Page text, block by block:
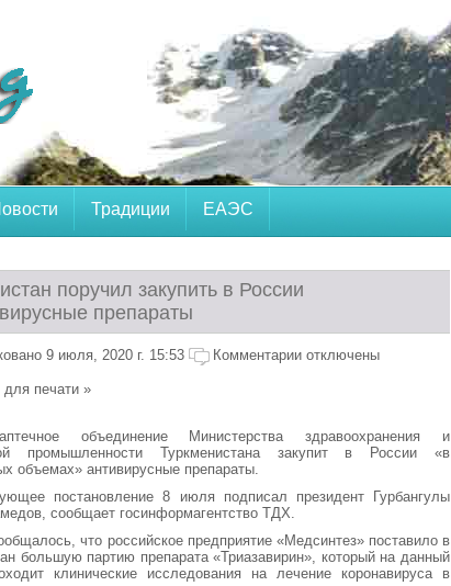
Традиции ЕАЭС
поручил закупить в России
препараты
9 июля, 2020 г. 15:53 Комментарии отключены
для печати »
объединение Министерства здравоохранения и
промышленности Туркменистана закупит в России «в
объемах» антивирусные препараты.
постановление 8 июля подписал президент Гурбангулы
сообщает госинформагентство ТДХ.
что российское предприятие «Медсинтез» поставило в
большую партию препарата «Триазавирин», который на данный
клинические исследования на лечение коронавируса в